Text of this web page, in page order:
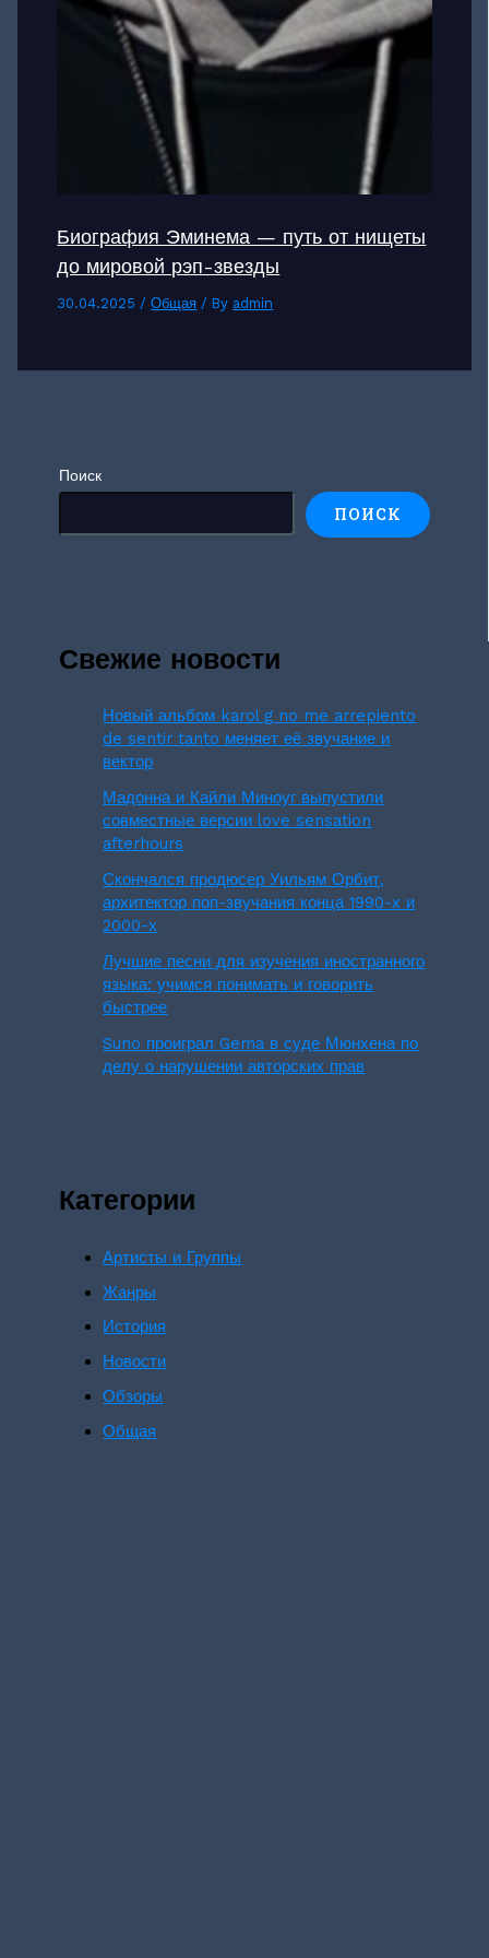
Биография Эминема — путь от нищеты
до мировой рэп-звезды
30.04.2025 /Общая / By admin
Поиск
ПОИСК
Свежие новости
Новый альбом karol g no me arrepiento
de sentir tanto меняет её звучание и
вектор
Мадонна и Кайли Миноуг выпустили
совместные версии love sensation
afterhours
Скончался продюсер Уильям Орбит,
архитектор поп-звучания конца 1990-х и
2000-х
Лучшие песни для изучения иностранного
языка: учимся понимать и говорить
быстрее
Suno проиграл Gema в суде Мюнхена по
делу о нарушении авторских прав
Категории
Артисты и Группы
Жанры
История
Новости
Обзоры
Общая